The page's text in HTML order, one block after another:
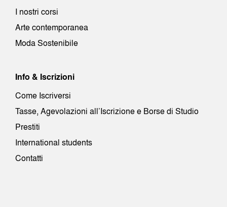
I nostri corsi
Arte contemporanea
Moda Sostenibile
Info & Iscrizioni
Come Iscriversi
Tasse, Agevolazioni all’Iscrizione e Borse di Studio
Prestiti
International students
Contatti